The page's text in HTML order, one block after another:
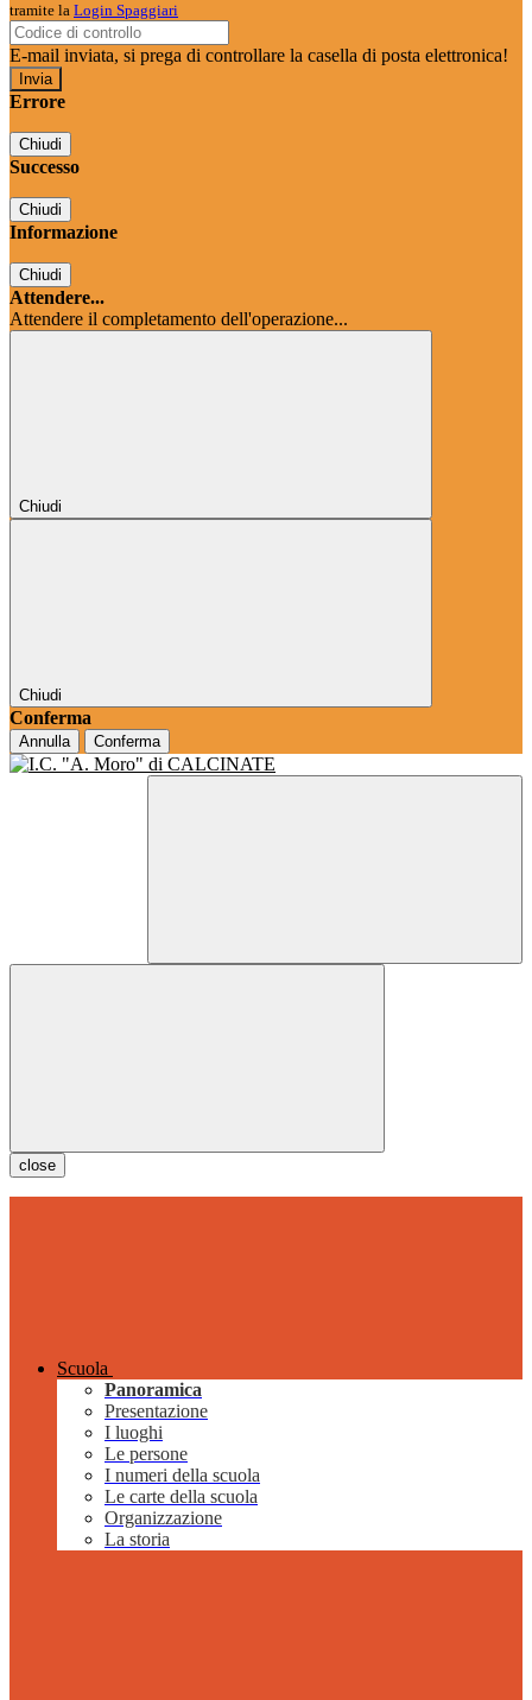
tramite la Login Spaggiari
E-mail inviata, si prega di controllare la casella di posta elettronica!
Errore
Chiudi
Successo
Chiudi
Informazione
Chiudi
Attendere...
Attendere il completamento dell'operazione...
Chiudi
Chiudi
Conferma
Annulla Conferma
close
Scuola
Panoramica
Presentazione
I luoghi
Le persone
I numeri della scuola
Le carte della scuola
Organizzazione
La storia